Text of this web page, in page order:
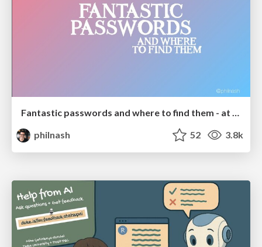
Fantastic passwords and where to find them - at NoRuKo
philnash
52 3.8k